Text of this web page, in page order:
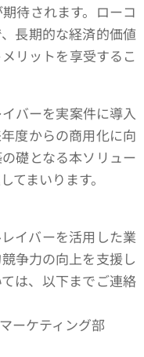
待されます。ローコ
長期的な経済的価値
リットを享受するこ
バーを実案件に導入
度からの商用化に向
礎となる本ソリュー
てまいります。
イバーを活用した業
争力の向上を支援し
は、以下までご連絡
ーケティング部